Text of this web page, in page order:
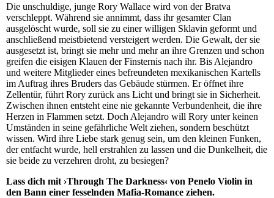
Die unschuldige, junge Rory Wallace wird von der Bratva
verschleppt. Während sie annimmt, dass ihr gesamter Clan
ausgelöscht wurde, soll sie zu einer willigen Sklavin geformt und
anschließend meistbietend versteigert werden. Die Gewalt, der sie
ausgesetzt ist, bringt sie mehr und mehr an ihre Grenzen und schon
greifen die eisigen Klauen der Finsternis nach ihr. Bis Alejandro
und weitere Mitglieder eines befreundeten mexikanischen Kartells
im Auftrag ihres Bruders das Gebäude stürmen. Er öffnet ihre
Zellentür, führt Rory zurück ans Licht und bringt sie in Sicherheit.
Zwischen ihnen entsteht eine nie gekannte Verbundenheit, die ihre
Herzen in Flammen setzt. Doch Alejandro will Rory unter keinen
Umständen in seine gefährliche Welt ziehen, sondern beschützt
wissen. Wird ihre Liebe stark genug sein, um den kleinen Funken,
der entfacht wurde, hell erstrahlen zu lassen und die Dunkelheit, die
sie beide zu verzehren droht, zu besiegen?
Lass dich mit ›Through The Darkness‹ von Penelo Violin in
den Bann einer fesselnden Mafia-Romance ziehen.